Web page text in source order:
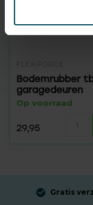
FLEXIFORCE
Bodemrubber
garagedeuren
Op voorraad
29,95
Gratis